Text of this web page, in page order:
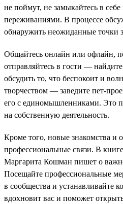
не поймут, не замыкайтесь в
переживаниями. В процессе
обнаружить неожиданные точки
Общайтесь онлайн или офлайн,
отправляйтесь в гости —
обсудить то, что беспокоит и
творчеством — заведите пет-
его с единомышленниками. Это
на собственную деятельность.
Кроме того, новые знакомства и
профессиональные связи. В
Маргарита Кошман пишет о
Посещайте профессиональные
в сообщества и устанавливайте
вдохновит вас и поможет